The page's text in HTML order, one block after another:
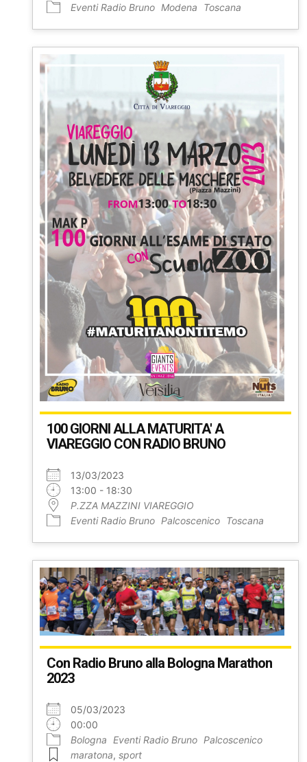
Eventi Radio Bruno Modena Toscana
100 GIORNI ALLA MATURITA' A
VIAREGGIO CON RADIO BRUNO
13/03/2023
13:00 - 18:30
P.ZZA MAZZINI VIAREGGIO
Eventi Radio Bruno Palcoscenico Toscana
Con Radio Bruno alla Bologna Marathon
2023
05/03/2023
00:00
Bologna
Eventi Radio Bruno Palcoscenico
maratona, sport